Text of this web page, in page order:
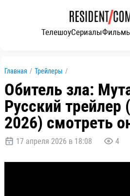
ТелешоуСериалы
Главная / Трейлеры /
Обитель зла:
Русский
2026) смотреть
17 апреля 2026 в 18:08 4